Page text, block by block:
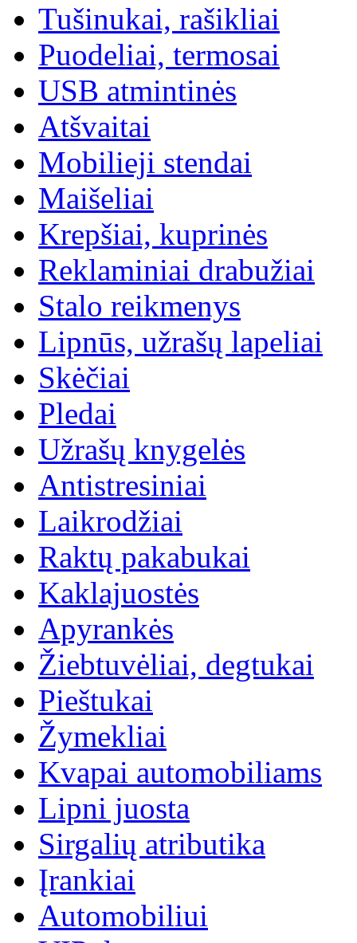
Tušinukai, rašikliai
Puodeliai, termosai
USB atmintinės
Atšvaitai
Mobilieji stendai
Maišeliai
Krepšiai, kuprinės
Reklaminiai drabužiai
Stalo reikmenys
Lipnūs, užrašų lapeliai
Skėčiai
Pledai
Užrašų knygelės
Antistresiniai
Laikrodžiai
Raktų pakabukai
Kaklajuostės
Apyrankės
Žiebtuvėliai, degtukai
Pieštukai
Žymekliai
Kvapai automobiliams
Lipni juosta
Sirgalių atributika
Įrankiai
Automobiliui